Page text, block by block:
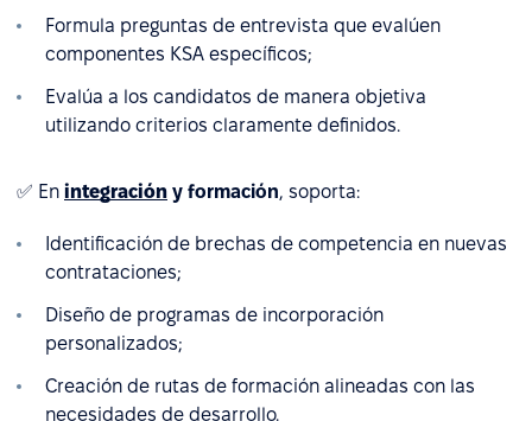
Formula preguntas de entrevista que evalúen
componentes KSA específicos;
Evalúa a los candidatos de manera objetiva
utilizando criterios claramente definidos.
✅ En integración y formación, soporta:
Identificación de brechas de competencia en nuevas
contrataciones;
Diseño de programas de incorporación
personalizados;
Creación de rutas de formación alineadas con las
necesidades de desarrollo.